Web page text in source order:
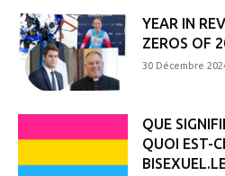
YEAR IN
ZEROS OF
30 Décembre
QUE
QUOI EST-